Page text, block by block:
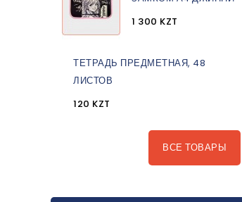
1 300 KZT
ТЕТРАДЬ ПРЕДМЕТНАЯ, 48
ЛИСТОВ
120 KZT
ВСЕ ТОВАРЫ